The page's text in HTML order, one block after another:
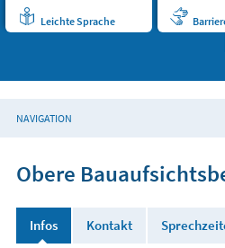
Leichte Sprache
NAVIGATION
Obere
Infos Kontakt